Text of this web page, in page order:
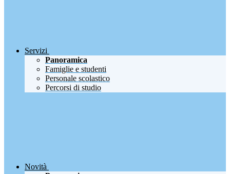
Servizi
Panoramica
Famiglie e studenti
Personale scolastico
Percorsi di studio
Novità